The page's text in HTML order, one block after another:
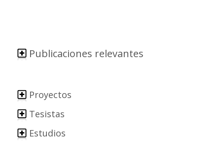
Publicaciones relevantes
Proyectos
Tesistas
Estudios